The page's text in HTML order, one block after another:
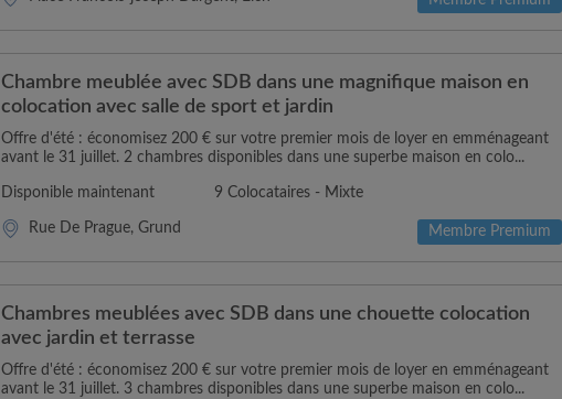
Chambre meublée avec SDB dans une magnifique maison en
colocation avec salle de sport et jardin
Offre d'été : économisez 200 € sur votre premier mois de loyer en emménageant
avant le 31 juillet. 2 chambres disponibles dans une superbe maison en colo...
Disponible maintenant 9 Colocataires - Mixte
Rue De Prague, Grund Membre Premium
Chambres meublées avec SDB dans une chouette colocation
avec jardin et terrasse
Offre d'été : économisez 200 € sur votre premier mois de loyer en emménageant
avant le 31 juillet. 3 chambres disponibles dans une superbe maison en colo...